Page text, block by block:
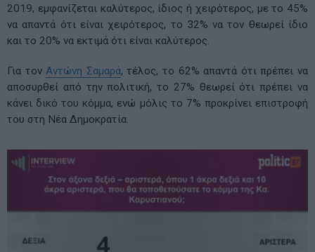
2019, εμφανίζεται καλύτερος, ίδιος ή χειρότερος, με το 45%
να απαντά ότι είναι χειρότερος, το 32% να τον θεωρεί ίδιο
και το 20% να εκτιμά ότι είναι καλύτερος.
Για τονΑντώνη Σαμαρά, τέλος, το 62% απαντά ότι πρέπει να
αποσυρθεί από την πολιτική, το 27% θεωρεί ότι πρέπει να
κάνει δικό του κόμμα, ενώ μόλις το 7% προκρίνει επιστροφή
του στη Νέα Δημοκρατία.